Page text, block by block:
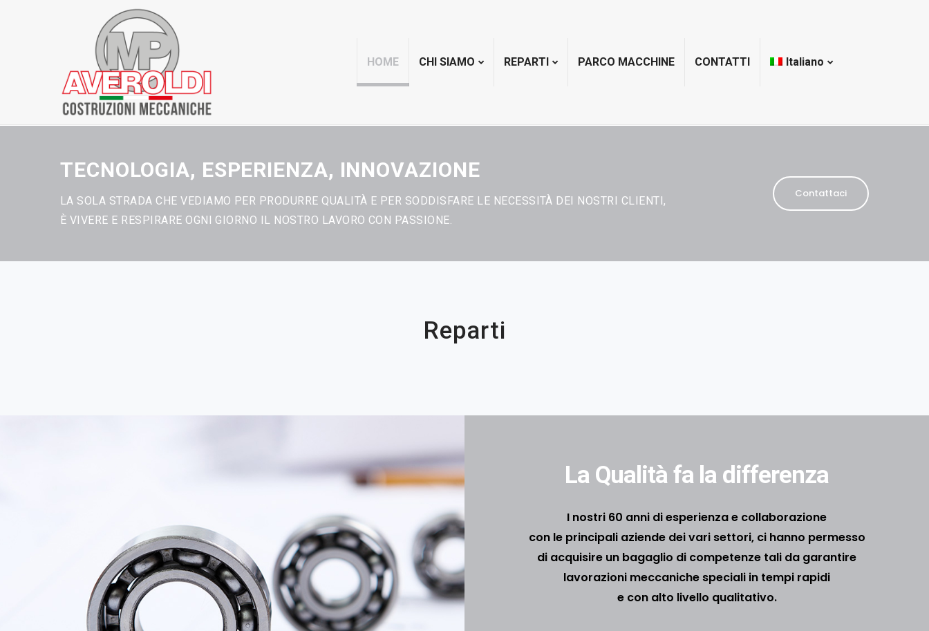
HOME CHI SIAMO REPARTI PARCO MACCHINE CONTATTI Italiano
TECNOLOGIA, ESPERIENZA, INNOVAZIONE
LA SOLA STRADA CHE VEDIAMO PER PRODURRE QUALITÀ E PER SODDISFARE LE NECESSITÀ DEI NOSTRI CLIENTI,
È VIVERE E RESPIRARE OGNI GIORNO IL NOSTRO LAVORO CON PASSIONE.
Contattaci
Reparti
La Qualità fa la differenza
I nostri 60 anni di esperienza e collaborazione
con le principali aziende dei vari settori, ci hanno permesso
di acquisire un bagaglio di competenze tali da garantire
lavorazioni meccaniche speciali in tempi rapidi
e con alto livello qualitativo.